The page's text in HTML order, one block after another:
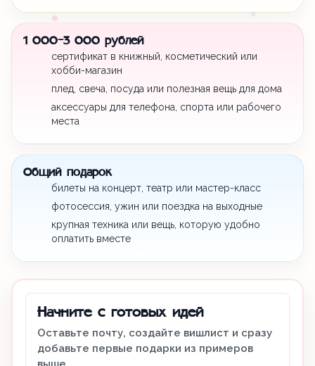
1 000-3 000 рублей
сертификат в книжный, косметический или
хобби-магазин
плед, свеча, посуда или полезная вещь для дома
аксессуары для телефона, спорта или рабочего
места
Общий подарок
билеты на концерт, театр или мастер-класс
фотосессия, ужин или поездка на выходные
крупная техника или вещь, которую удобно
оплатить вместе
Начните с готовых идей
Оставьте почту, создайте вишлист и сразу
добавьте первые подарки из примеров